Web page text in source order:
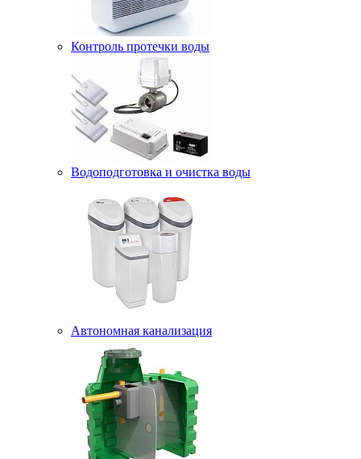
Контроль протечки воды
Водоподготовка и очистка воды
Автономная канализация